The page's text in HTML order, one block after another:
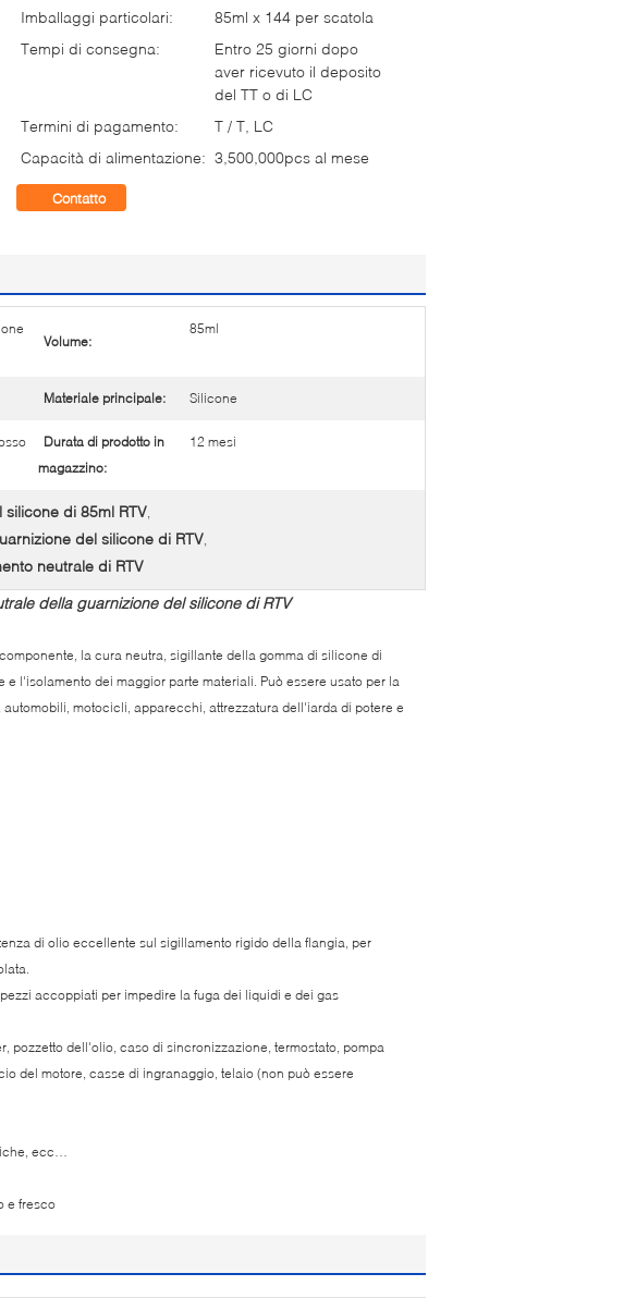
Imballaggi particolari:
85ml x 144 per scatola
Tempi di consegna:
Entro 25 giorni dopo
aver ricevuto il deposito
del TT o di LC
Termini di pagamento:
T / T, LC
Capacità di alimentazione: 3,500,000pcs al mese
Contatto
Volume:
85ml
Materiale principale: Silicone
Durata di prodotto in
magazzino:
12 mesi
di 85ml RTV,
del silicone di RTV,
neutrale di RTV
della guarnizione del silicone di RTV
la cura neutra, sigillante della gomma di silicone di
l'isolamento dei maggior parte materiali. Può essere usato per la
motocicli, apparecchi, attrezzatura dell'iarda di potere e
di olio eccellente sul sigillamento rigido della flangia, per
accoppiati per impedire la fuga dei liquidi e dei gas
pozzetto dell'olio, caso di sincronizzazione, termostato, pompa
del motore, casse di ingranaggio, telaio (non può essere
ecc…
e fresco